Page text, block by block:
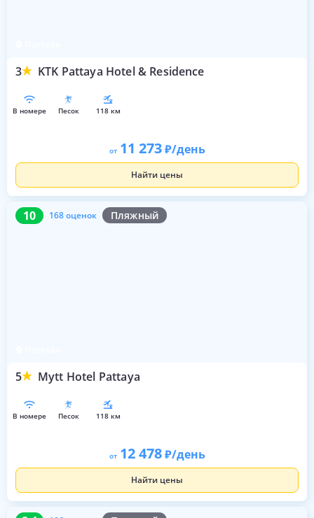
3 KTK Pattaya Hotel & Residence
в номере песок 118 км
от 11 273 /день
Найти цены
10 168 оценок Пляжный
5 Mytt Hotel Pattaya
10 168 оценок
в номере песок 118 км
от 12 478 /день
Найти цены
8.1 106 оценок